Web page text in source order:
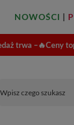
NOWOŚCI |
trwa –🔥Ceny